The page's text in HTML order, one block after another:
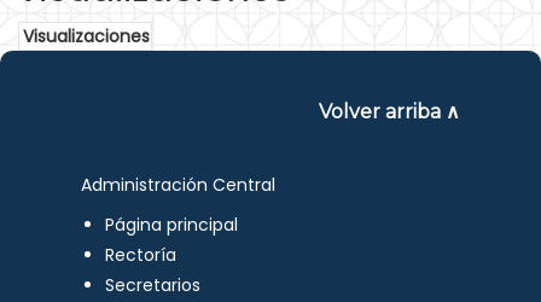
Visualizaciones
Volver arriba ∧
Administración Central
Página principal
Rectoría
Secretarios